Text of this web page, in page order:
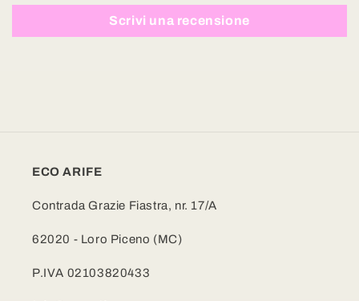
Scrivi una recensione
ECO ARIFE
Contrada Grazie Fiastra, nr. 17/A
62020 - Loro Piceno (MC)
P.IVA 02103820433